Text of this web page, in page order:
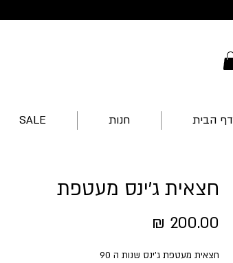
דף הבית חנות SALE
חצאית ג'ינס מעטפת
חצאית מעטפת ג׳ינס שנות ה 90